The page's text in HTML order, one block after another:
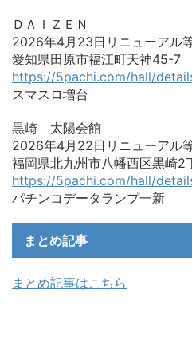
ＤＡＩＺＥＮ
2026年4月23日リニューアル
愛知県田原市福江町天神45-7
https://5pachi.com/hall/
スマスロ増台
黒崎 太陽会館
2026年4月22日リニューアル
福岡県北九州市八幡西区黒崎2
https://5pachi.com/hall/
パチンコデータランプ一新
まとめ記事
まとめ記事はこちら